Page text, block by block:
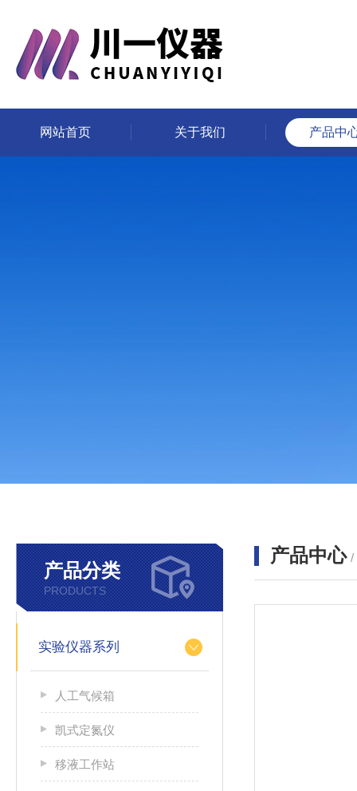
网站首页 关于我们 产品中
产品分类
PRODUCTS
实验仪器系列
人工气候箱
凯式定氮仪
移液工作站
产品中心 /